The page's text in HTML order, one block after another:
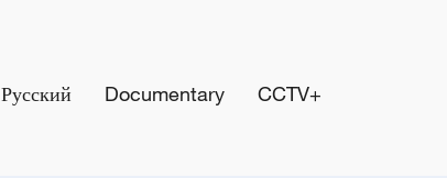
Русский Documentary CCTV+